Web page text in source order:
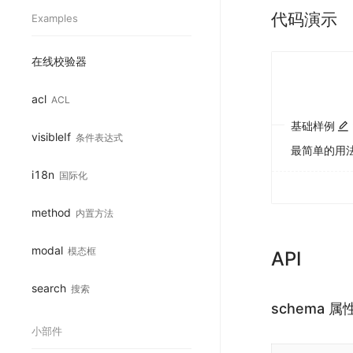
Examples
在线校验器
acl ACL
visibleIf 条件表达式
i18n 国际化
method 内置方法
modal 模态框
search 搜索
小部件
代码演示
基础样例
最简单的用
API
schema 属